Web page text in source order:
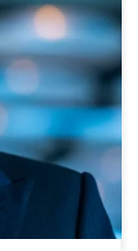
O'Connor,
ne sommes
ferait peur ?
[…]